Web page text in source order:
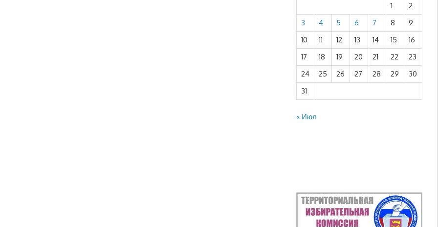
1
2
3
4 5 6 7 8
9
10
11 12 13 14 15
16
17
18 19 20 21 22
23
24
25 26 27 28 29
30
31
« Июл